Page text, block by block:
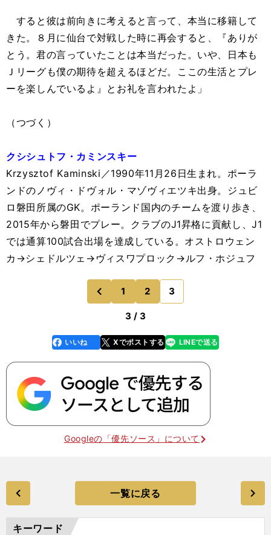
すると彼は前向きに考えると言って、本当に移籍して
きた。８月に仙台で対戦した時に再会すると、『ありが
とう。君の言っていたことは本当だった。いや、日本も
Ｊリーグも僕の期待を超えるほどだ。ここの生活とプレ
ーを楽しんでいるよ』とお礼を言われたよ」
（つづく）
クシシュトフ・カミンスキー
Krzysztof Kaminski／1990年11月26日生まれ。ポーラ
ンドのノヴィ・ドヴォル・マゾヴィエツキ出身。ジュビ
ロ磐田所属のGK。ポーランド国内のチームを渡り歩き、
2015年から磐田でプレー。クラブのJ1昇格に貢献し、J1
では通算100試合出場を達成している。オストロウェン
カ→シェドルツェ→ヴィスワプロック→ルフ・ホジュフ
前
のページへ
1 2 3
3 / 3
faceboo
k
いいね Xでポストする
line LINEで送る
Googleの「優先ソース」について
一覧に戻る
キーワード